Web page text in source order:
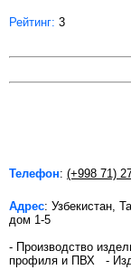
Рейтинг: 3
Телефон: (+998 71)
Адрес: Узбекистан,
дом 1-5
- Производство
профиля и ПВХ -